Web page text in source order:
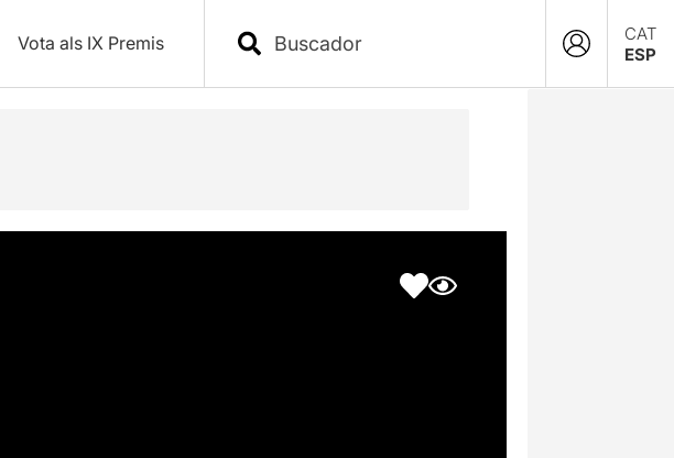
Vota als IX Premis
CAT
ESP